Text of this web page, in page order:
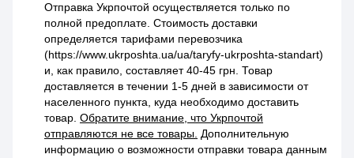
Отправка Укрпочтой осуществляется только по
полной предоплате. Стоимость доставки
определяется тарифами перевозчика
(https://www.ukrposhta.ua/ua/taryfy-ukrposhta-standart)
и, как правило, составляет 40-45 грн. Товар
доставляется в течении 1-5 дней в зависимости от
населенного пункта, куда необходимо доставить
товар. Обратите внимание, что Укрпочтой
отправляются не все товары. Дополнительную
информацию о возможности отправки товара данным